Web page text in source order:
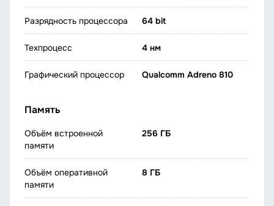
Разрядность процессора 64 bit
Техпроцесс 4 нм
Графический процессор Qualcomm Adreno 810
Память
Объём встроенной
памяти
256 ГБ
Объём оперативной
памяти
8 ГБ